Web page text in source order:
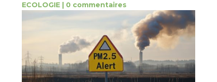
ECOLOGIE| 0 commentaires